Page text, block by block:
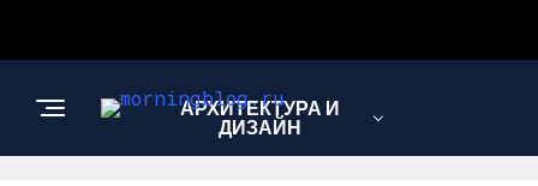
АРХИТЕКТУРА И
ДИЗАЙН